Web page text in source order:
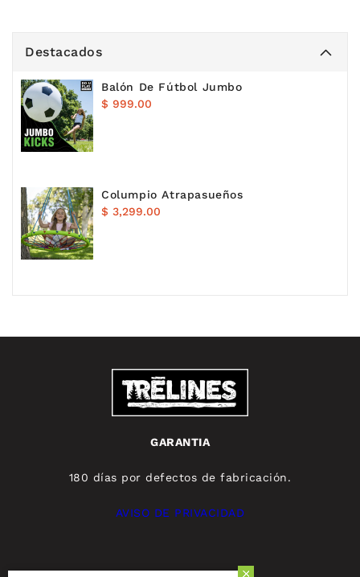
Destacados
Balón De Fútbol Jumbo
Precio
$ 999.00
Columpio Atrapasueños
Precio
$ 3,299.00
GARANTIA
180 días por defectos de fabricación.
AVISO DE PRIVACIDAD